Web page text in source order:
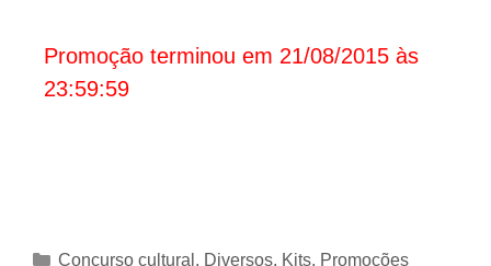
Promoção terminou em 21/08/2015 às
23:59:59
Categorias
Concurso cultural , Diversos, Kits, Promoções